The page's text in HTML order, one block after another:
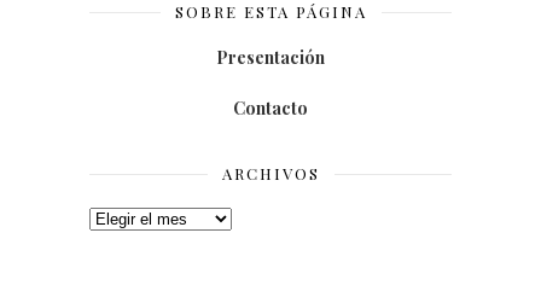
SOBRE ESTA PÁGINA
Presentación
Contacto
ARCHIVOS
Archivos